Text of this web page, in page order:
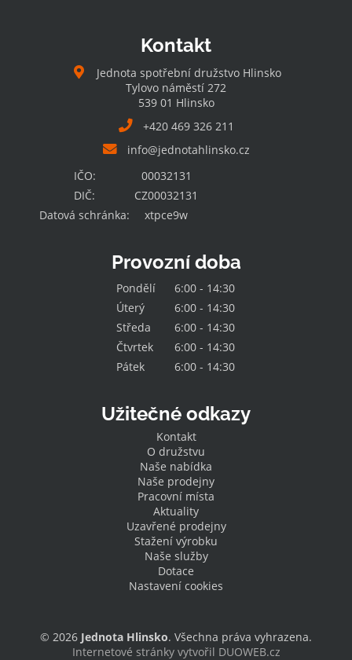
Kontakt
Jednota spotřební družstvo Hlinsko
Tylovo náměstí 272
539 01 Hlinsko
+420 469 326 211
info@jednotahlinsko.cz
IČO:
00032131
DIČ:
CZ00032131
Datová schránka:
xtpce9w
Provozní doba
Pondělí
6:00 - 14:30
Úterý
6:00 - 14:30
Středa
6:00 - 14:30
Čtvrtek
6:00 - 14:30
Pátek
6:00 - 14:30
Užitečné odkazy
Kontakt
O družstvu
Naše nabídka
Naše prodejny
Pracovní místa
Aktuality
Uzavřené prodejny
Stažení výrobku
Naše služby
Dotace
Nastavení cookies
© 2026 Jednota Hlinsko. Všechna práva vyhrazena.
Internetové stránky vytvořil DUOWEB.cz